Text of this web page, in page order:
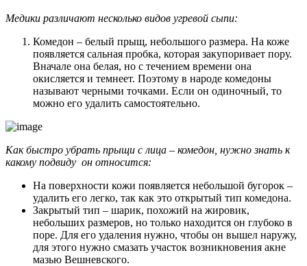
Медики различают несколько видов угревой сыпи:
Комедон – белый прыщ, небольшого размера. На коже
появляется сальная пробка, которая закупоривает пору.
Вначале она белая, но с течением времени она
окисляется и темнеет. Поэтому в народе комедоны
называют черными точками. Если он одиночный, то
можно его удалить самостоятельно.
Как быстро убрать прыщи с лица – комедон, нужно знать к
какому подвиду он относится:
На поверхности кожи появляется небольшой бугорок –
удалить его легко, так как это открытый тип комедона.
Закрытый тип – шарик, похожий на жировик,
небольших размеров, но только находится он глубоко в
поре. Для его удаления нужно, чтобы он вышел наружу,
для этого нужно смазать участок возникновения акне
мазью Вешневского.